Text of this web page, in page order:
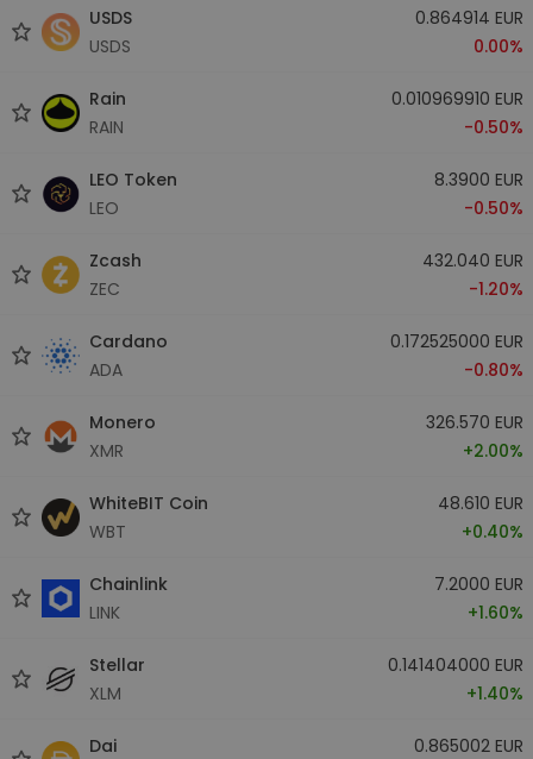
USDS
USDS
0.864914 EUR
0.00%
Rain
RAIN
0.010969910 EUR
-0.50%
LEO Token
LEO
8.3900 EUR
-0.50%
Zcash
ZEC
432.040 EUR
-1.20%
Cardano
ADA
0.172525000 EUR
-0.80%
Monero
XMR
326.570 EUR
+2.00%
WhiteBIT Coin
WBT
48.610 EUR
+0.40%
Chainlink
LINK
7.2000 EUR
+1.60%
Stellar
XLM
0.141404000 EUR
+1.40%
Dai
0.865002 EUR